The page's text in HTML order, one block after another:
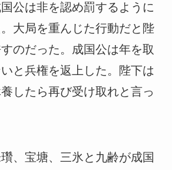
公は非を認め罰するように
大局を重んじた行動だと陛
のだった。成国公は年を取
と兵権を返上した。陛下は
したら再び受け取れと言っ
、宝塘、三氷と九齢が成国